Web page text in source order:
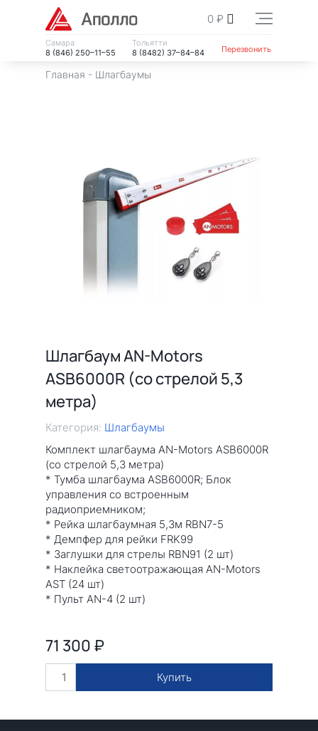
Самара
8 (846) 250–11–55
Тольятти
8 (8482) 37–84–84
0 ₽
Перезвонить
Главная - Шлагбаумы
Шлагбаум AN-Motors
ASB6000R (со стрелой 5,3
метра)
Категория: Шлагбаумы
Комплект шлагбаума AN-Motors ASB6000R
(со стрелой 5,3 метра)
* Тумба шлагбаума ASB6000R; Блок
управления со встроенным
радиоприемником;
* Рейка шлагбаумная 5,3м RBN7-5
* Демпфер для рейки FRK99
* Заглушки для стрелы RBN91 (2 шт)
* Наклейка светоотражающая AN-Motors
AST (24 шт)
* Пульт AN-4 (2 шт)
71 300 ₽
Купить